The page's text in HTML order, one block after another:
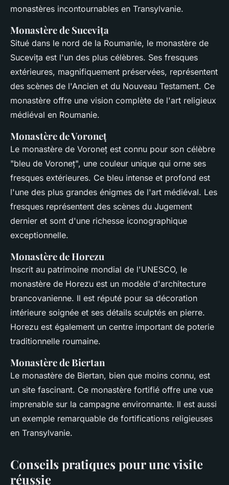
monastères incontournables en Transylvanie.
Monastère de Sucevița
Situé dans le nord de la Roumanie, le monastère de
Sucevița est l'un des plus célèbres. Ses fresques
extérieures, magnifiquement préservées, représentent
des scènes de l'Ancien et du Nouveau Testament. Ce
monastère offre une vision complète de l'art religieux
médiéval en Roumanie.
Monastère de Voroneț
Le monastère de Voroneț est connu pour son célèbre
"bleu de Voroneț", une couleur unique qui orne ses
fresques extérieures. Ce bleu intense et profond est
l'une des plus grandes énigmes de l'art médiéval. Les
fresques représentent des scènes du Jugement
dernier et sont d'une richesse iconographique
exceptionnelle.
Monastère de Horezu
Inscrit au patrimoine mondial de l'UNESCO, le
monastère de Horezu est un modèle d'architecture
brancovanienne. Il est réputé pour sa décoration
intérieure soignée et ses détails sculptés en pierre.
Horezu est également un centre important de poterie
traditionnelle roumaine.
Monastère de Biertan
Le monastère de Biertan, bien que moins connu, est
un site fascinant. Ce monastère fortifié offre une vue
imprenable sur la campagne environnante. Il est aussi
un exemple remarquable de fortifications religieuses
en Transylvanie.
Conseils pratiques pour une visite
réussie